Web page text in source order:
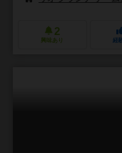
2
興味あり 経